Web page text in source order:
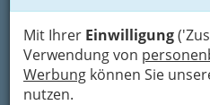
Mit Ihrer Einwilligung
Verwendung von
Werbung können Sie
nutzen.
Kleinkunstbühnen
Synonym lt.